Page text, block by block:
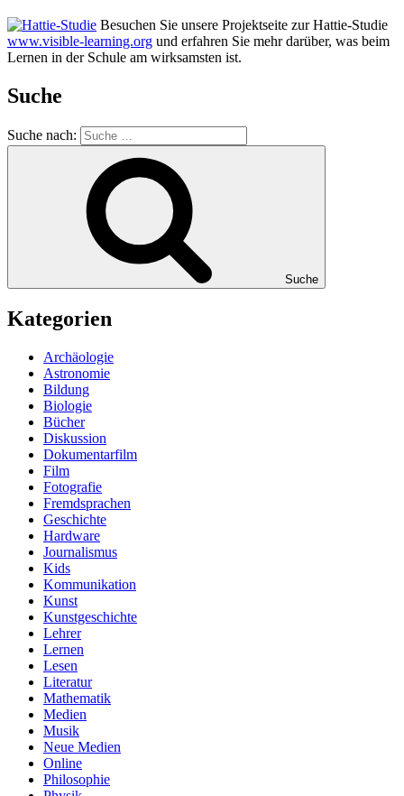
Besuchen Sie unsere Projektseite zur Hattie-Studie
www.visible-learning.org und erfahren Sie mehr darüber, was beim
Lernen in der Schule am wirksamsten ist.
Suche
Suche nach:
Suche
Kategorien
Archäologie
Astronomie
Bildung
Biologie
Bücher
Diskussion
Dokumentarfilm
Film
Fotografie
Fremdsprachen
Geschichte
Hardware
Journalismus
Kids
Kommunikation
Kunst
Kunstgeschichte
Lehrer
Lernen
Lesen
Literatur
Mathematik
Medien
Musik
Neue Medien
Online
Philosophie